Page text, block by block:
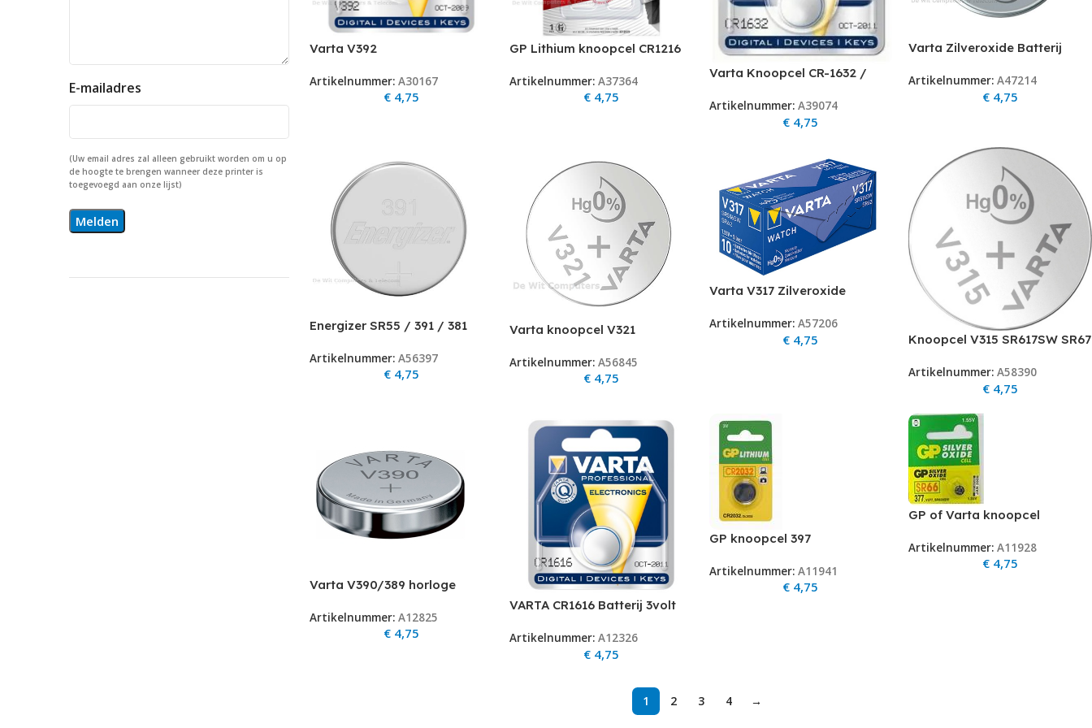
E-mailadres
(Uw email adres zal alleen gebruikt worden om u op
de hoogte te brengen wanneer deze printer is
toegevoegd aan onze lijst)
Varta V392
92) knoopcel 1 stuks
Artikelnummer: A30167
€4,75
GP Lithium knoopcel CR1216
Artikelnummer: A37364
€4,75
Varta Knoopcel CR-1632 /
Artikelnummer: A39074
€ 4,75
Varta Zilveroxide Batterij
Pack
Artikelnummer:A47214
€ 4,75
Energizer SR55 / 391 / 381
Artikelnummer: A56397
€4,75
Varta knoopcel V321
Artikelnummer: A56845
€4,75
Varta V317 Zilveroxide
V317 1.55 V 8 mAh 1-Pack
Artikelnummer: A57206
€ 4,75 Knoopcel V315 SR617SW SR67
Artikelnummer:A58390
€ 4,75
Varta V390/389 horloge
Artikelnummer: A12825
€4,75
VARTA CR1616 Batterij 3volt
Artikelnummer: A12326
€4,75
GP knoopcel 397
Artikelnummer: A11941
€ 4,75
GP of Varta knoopcel
AG4. SR66
Artikelnummer:A11928
€ 4,75
1 2 3 4 →